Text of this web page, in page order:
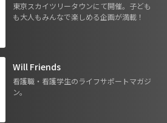
東京スカイツリータウンにて開催。子ども
も大人もみんなで楽しめる企画が満載！
Will Friends
看護職・看護学生のライフサポートマガジ
ン。